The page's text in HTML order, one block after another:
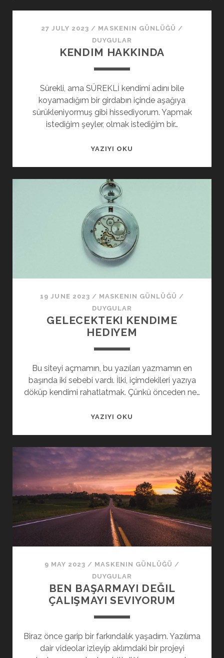
27 JULY 2023 / MASKENIN GÜNLÜĞÜ /
DUYGULAR
KENDIM HAKKINDA
Sürekli, ama SÜREKLİ kendimi adını bile
koyamadığım bir girdabın içinde aşağıya
sürükleniyormuş gibi hissediyorum. Yapmak
istediğim şeyler, olmak istediğim bir…
YAZIYI OKU
19 JUNE 2023 / MASKENIN GÜNLÜĞÜ /
DUYGULAR
GELECEKTEKI KENDIME
HEDIYEM
Bu siteyi açmamın, bu yazıları yazmamın en
başında iki sebebi vardı. İlki, içimdekileri yazıya
döküp kendimi rahatlatmak. Çünkü önceden ne…
YAZIYI OKU
9 MAY 2023 / MASKENIN GÜNLÜĞÜ /
DUYGULAR
BEN BAŞARMAYI DEĞIL
ÇALIŞMAYI SEVIYORUM
Biraz önce garip bir farkındalık yaşadım. Yazılıma
dair videolar izleyip aklımdaki bir projeyi